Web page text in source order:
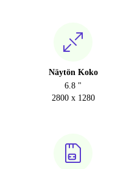
Näytön Koko
6.8 "
2800 x 1280